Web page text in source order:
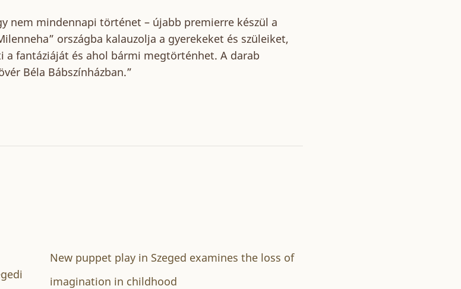
nem mindennapi történet – újabb premierre készül a
országba kalauzolja a gyerekeket és szüleiket,
a fantáziáját és ahol bármi megtörténhet. A darab
Béla Bábszínházban.”
New puppet play in Szeged examines the loss of
imagination in childhood